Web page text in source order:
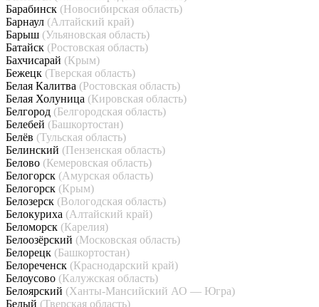
Барабинск (Новосибирская область)
Барнаул (Алтайский край)
Барыш (Ульяновская область)
Батайск (Ростовская область)
Бахчисарай (Крым)
Бежецк (Тверская область)
Белая Калитва (Ростовская область)
Белая Холуница (Кировская область)
Белгород (Белгородская область)
Белебей (Башкортостан)
Белёв (Тульская область)
Белинский (Пензенская область)
Белово (Кемеровская область)
Белогорск (Амурская область)
Белогорск (Крым)
Белозерск (Вологодская область)
Белокуриха (Алтайский край)
Беломорск (Карелия)
Белоозёрский (Московская область)
Белорецк (Башкортостан)
Белореченск (Краснодарский край)
Белоусово (Калужская область)
Белоярский (Ханты-Мансийский АО — Югра)
Белый (Тверская область)